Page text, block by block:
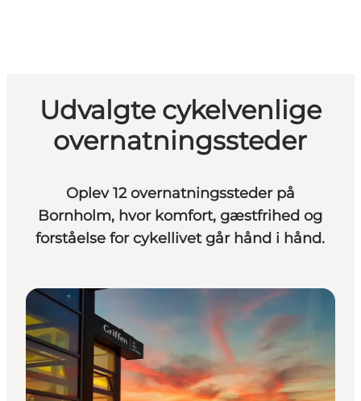
Udvalgte cykelvenlige
overnatningssteder
Oplev 12 overnatningssteder på
Bornholm, hvor komfort, gæstfrihed og
forståelse for cykellivet går hånd i hånd.